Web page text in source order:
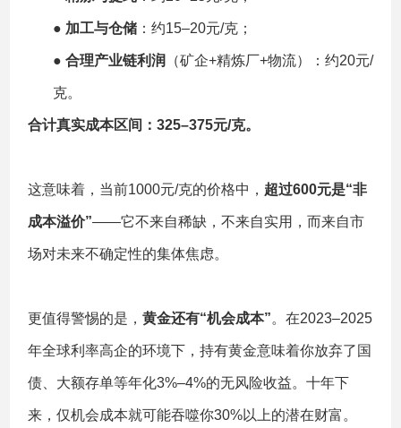
● 加工与仓储 ：约15–20元/克；
● 合理产业链利润 （矿企+精炼厂+物流）：约20元/
克。
合计真实成本区间：325–375元/克。
这意味着，当前1000元/克的价格中， 超过600元是“非
成本溢价”——它不来自稀缺，不来自实用，而来自市
场对未来不确定性的集体焦虑。
更值得警惕的是， 黄金还有“机会成本”。在2023–2025
年全球利率高企的环境下，持有黄金意味着你放弃了国
债、大额存单等年化3%–4%的无风险收益。十年下
来，仅机会成本就可能吞噬你30%以上的潜在财富。